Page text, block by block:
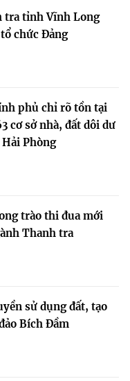
tra tỉnh Vĩnh Long
chức Đảng
phủ chỉ rõ tồn tại
cơ sở nhà, đất dôi dư
Hải Phòng
trào thi đua mới
Thanh tra
sử dụng đất, tạo
Bích Đầm